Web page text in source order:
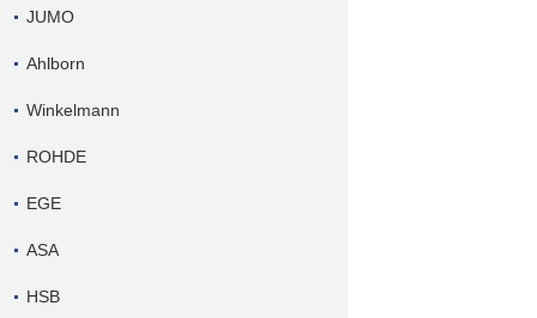
JUMO
Ahlborn
Winkelmann
ROHDE
EGE
ASA
HSB